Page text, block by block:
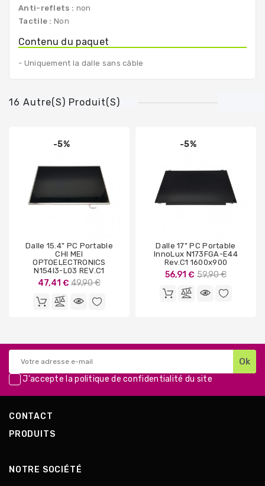
Anti-reflets : non
Tactile : Non
Contenu du paquet
- Uniquement la dalle sans câble
16 Autre(s) Produit(s)
-5%
Dalle 15.4" PC Portable
CHI MEI
OPTOELECTRONICS
N154I3-L03 REV.C1
47,41 € Prix
base
49,90 €
-5%
Dalle 17" PC Portable
InnoLux N173FGA-E44
Rev.C1 1600x900
56,91 € Prix
base
59,90 €
J'accepte lapolitique de confidentialité du site
CONTACT
PRODUITS
NOTRE SOCIÉTÉ